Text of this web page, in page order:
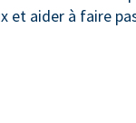
et aider à faire